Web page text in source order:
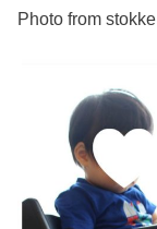
Photo from stokke